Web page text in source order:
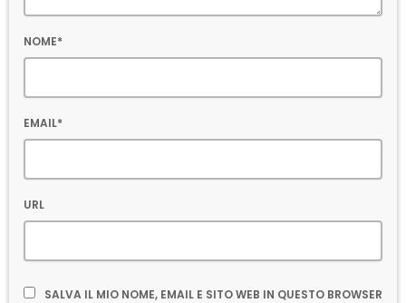
NOME*
EMAIL*
URL
SALVA IL MIO NOME, EMAIL E SITO WEB IN QUESTO BROWSER